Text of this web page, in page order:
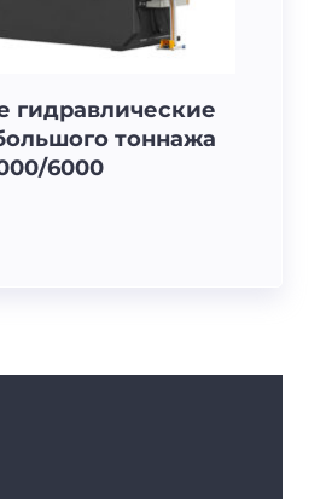
гидравлические
тоннажа
6000